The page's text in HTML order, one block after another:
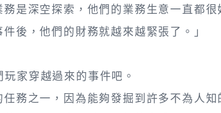
務是深空探索，他們的業務生意一直都很
後，他們的財務就越來越緊張了。」
家穿越過來的事件吧。
務之一，因為能夠發掘到許多不為人知